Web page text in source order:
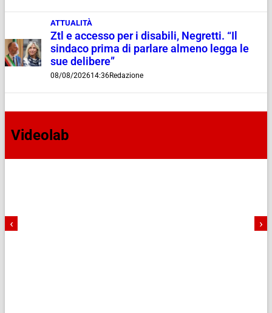
ATTUALITÀ
Ztl e accesso per i disabili, Negretti. “Il
sindaco prima di parlare almeno legga le
sue delibere”
08/08/202614:36Redazione
Videolab
‹ ›